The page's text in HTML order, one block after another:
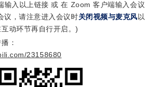
输入以上链接 或 在 Zoom 客户端输入会议
议，请注意进入会议时关闭视频与麦克风以
动环节再自行开启。)
：
23158680